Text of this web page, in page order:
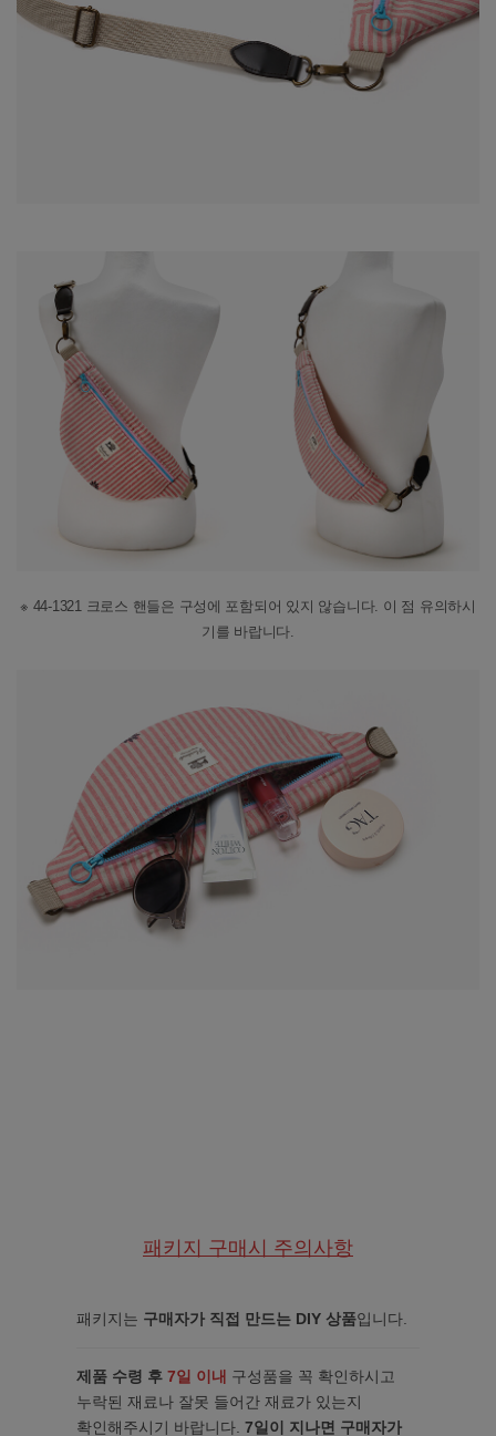
※ 44-1321 크로스 핸들은 구성에 포함되어 있지 않습니다. 이 점 유의하시
기를 바랍니다.
패키지 구매시 주의사항
패키지는 구매자가 직접 만드는 DIY 상품입니다.
제품 수령 후 7일 이내 구성품을 꼭 확인하시고
누락된 재료나 잘못 들어간 재료가 있는지
확인해주시기 바랍니다. 7일이 지나면 구매자가